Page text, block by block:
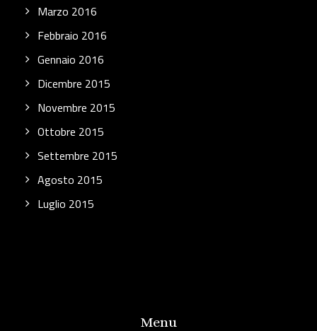
Marzo 2016
Febbraio 2016
Gennaio 2016
Dicembre 2015
Novembre 2015
Ottobre 2015
Settembre 2015
Agosto 2015
Luglio 2015
Menu